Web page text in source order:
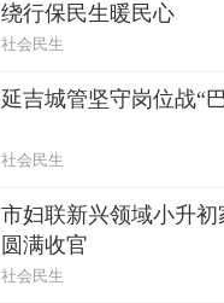
绕行保民生暖民心
社会民生
延吉城管坚守岗位战“
社会民生
市妇联新兴领域小升
圆满收官
社会民生